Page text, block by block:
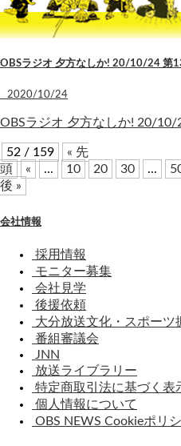
OBSラジオ 夕方なしか! 20/10/24 第
2020/10/24
OBSラジオ 夕方なしか! 20/10/
52 / 159
« 先
頭
« ... 10 20 30 ...
後 »
会社情報
採用情報
モニター募集
会社見学
後援依頼
大分放送文化・スポーツ
番組審議会
JNN
放送ライブラリー
特定商取引法に基づく表
個人情報について
OBS NEWS Cookieポリ